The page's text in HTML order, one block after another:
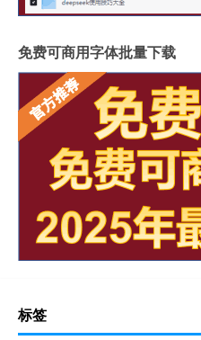
免费可商用字体批量下载
标签